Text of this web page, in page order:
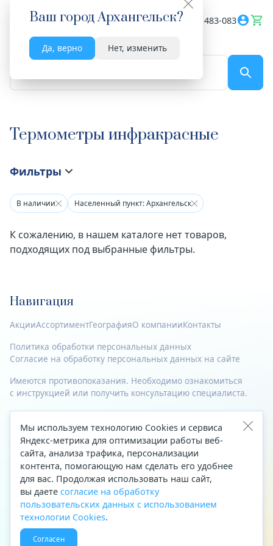
Ваш городАрхангельск?
Да, верно Нет, изменить
Весь сайт 8182 483-083
Термометры инфракрасные
Фильтры
В наличии Населенный пункт: Архангельск
К сожалению, в нашем каталоге нет товаров,
подходящих под выбранные фильтры.
Навигация
АкцииАссортиментГеографияО компанииКонтакты
Политика обработки персональных данных
Согласие на обработку персональных данных на сайте
Имеются противопоказания. Необходимо ознакомиться
с инструкцией или получить консультацию специалиста.
© 2023—2026 Все права защищены.
Адрес
Архангельск, ул. Папанина, д. 19 (вход в здание со стороны
автоцентра «Тойота»)
Приемная Генерального директора
Телефон
+7 (8182) 63-60-31
Факс
+7 (8182) 68-66-71
Эл. почта
office@aptekaf.ru
Мы используем технологию Cookies и сервиса
Яндекс-метрика для оптимизации работы веб-
сайта, анализа трафика, персонализации
контента, помогающую нам сделать его удобнее
для вас. Продолжая использовать наш сайт,
вы даете согласие на обработку
пользовательских данных с использованием
технологии Cookies.
Согласен